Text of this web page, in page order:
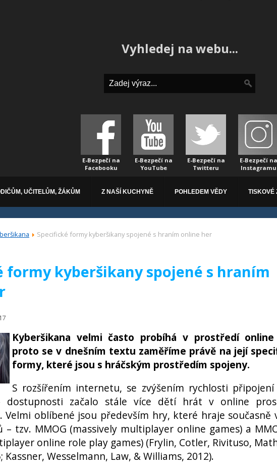
Vyhledej na webu...
E-Bezpečí na
Facebooku
E-Bezpečí na
YouTube
E-Bezpečí na
Twitteru
E-Bezpečí na
Instagramu
UČITELŮM, ŽÁKŮM Z NAŠÍ KUCHYNĚ POHLEDEM VĚDY TISKOVÉ
Specifické formy kyberšikany spojené s hraním online her
formy kyberšikany spojené s hraním
Kyberšikana velmi často probíhá v prostředí
proto se v dnešním textu zaměříme právě na její
formy, které jsou s hráčským prostředím spojeny.
S rozšířením internetu, se zvýšením rychlosti
dostupnosti začalo stále více dětí hrát v online
Velmi oblíbené jsou především hry, které hraje současně
– tzv. MMOG (massively multiplayer online games) a
online role play games) (Frylin, Cotler, Rivituso,
Kassner, Wesselmann, Law, & Williams, 2012).